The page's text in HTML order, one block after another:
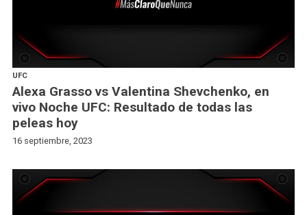
UFC
Alexa Grasso vs Valentina Shevchenko, en
vivo Noche UFC: Resultado de todas las
peleas hoy
16 septiembre, 2023